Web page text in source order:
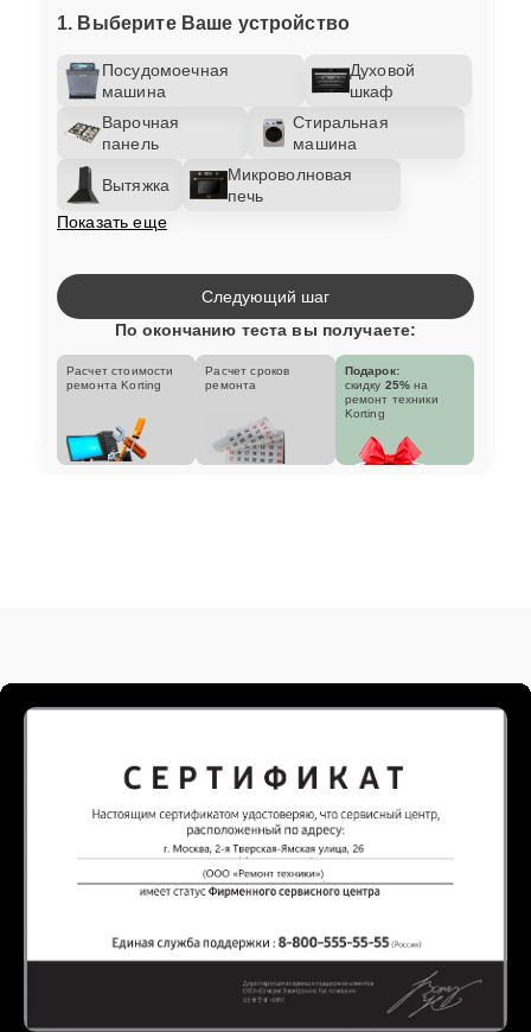
1. Выберите Ваше устройство
Посудомоечная
машина
Духовой
шкаф
Варочная
панель
Стиральная
машина
Вытяжка
Микроволновая
печь
Показать еще
Следующий шаг
По окончанию теста вы получаете:
Расчет стоимости
ремонта Korting
Расчет сроков
ремонта
Подарок:
скидку 25% на
ремонт техники
Korting